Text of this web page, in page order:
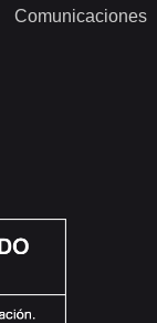
Comunicaciones